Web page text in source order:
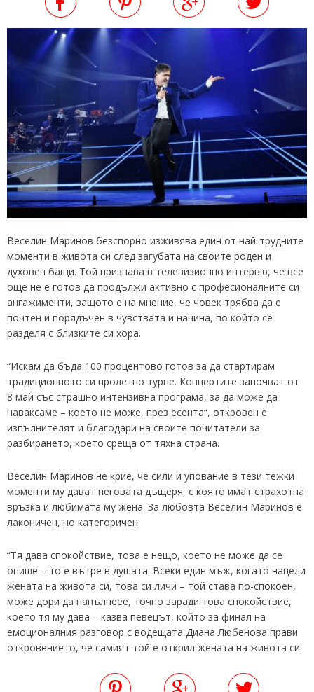
Веселин Маринов безспорно изживява един от най-трудните
моменти в живота си след загубата на своите роден и
духовен бащи. Той признава в телевизионно интервю, че все
още не е готов да продължи активно с професионалните си
ангажименти, защото е на мнение, че човек трябва да е
почтен и порядъчен в чувствата и начина, по който се
разделя с близките си хора.
“Искам да бъда 100 процентово готов за да стартирам
традиционното си пролетно турне. Концертите започват от
8 май със страшно интензивна програма, за да може да
наваксаме – което не може, през есента“, откровен е
изпълнителят и благодари на своите почитатели за
разбирането, което среща от тяхна страна.
Веселин Маринов не крие, че сили и упование в тези тежки
моменти му дават неговата дъщеря, с която имат страхотна
връзка и любимата му жена. За любовта Веселин Маринов е
лаконичен, но категоричен:
“Тя дава спокойствие, това е нещо, което не може да се
опише – то е вътре в душата. Всеки един мъж, когато нацели
жената на живота си, това си личи – той става по-спокоен,
може дори да напълнеее, точно заради това спокойствие,
което тя му дава – казва певецът, който за финал на
емоционалния разговор с водещата Диана Любенова прави
откровението, че самият той е открил жената на живота си.